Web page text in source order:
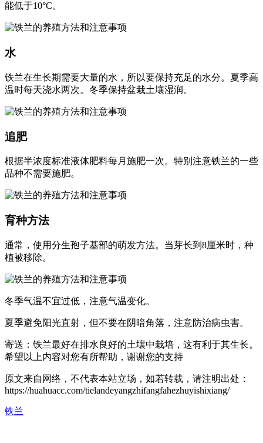
能低于10°C。
水
铁兰在生长期需要大量的水，所以要保持充足的水分。夏季高
温时每天浇水两次。冬季保持盆栽土壤湿润。
追肥
根据半浓度标准液体肥料每月施肥一次。特别注意铁兰的一些
品种不需要施肥。
育种方法
通常，使用分生孢子基部的萌发方法。当芽长到8厘米时，种
植被移除。
冬季气温不宜过低，注意气温变化。
夏季避免阳光直射，但不要在阴暗角落，注意防治病虫害。
寄送：铁兰最好在排水良好的土壤中栽培，这有利于其生长。
希望以上内容对您有所帮助，谢谢您的支持
原文来自网络，不代表本站立场，如若转载，请注明出处：
https://huahuacc.com/tielandeyangzhifangfahezhuyishixiang/
铁兰